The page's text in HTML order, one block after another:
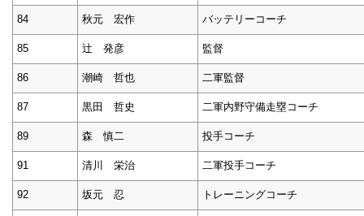
84 秋元 宏作 バッテリーコーチ
85 辻 発彦 監督
86 潮崎 哲也 二軍監督
87 黒田 哲史 二軍内野守備走塁コーチ
89 森 慎二 投手コーチ
91 清川 栄治 二軍投手コーチ
92 坂元 忍 トレーニングコーチ